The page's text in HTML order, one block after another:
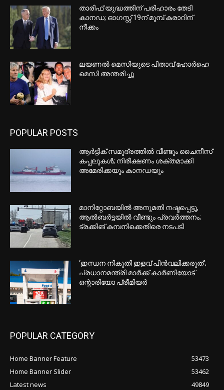
ശബരിമല നെയ്യ് ക്രമക്കേട്;
കൂടുതല്‍ ഉദ്യോഗസ്ഥര്‍
ഇന്ത്യക്ക് തിരിച്ചടി; റഷ്യന്‍ എണ്ണ
സൗജന്യമായി തുടരും; അഭ്യൂഹം
തള്ളി പേയ്മെന്റ്‌സ് കൗണ്‍സില്‍ ഓഫ്
ഇന്ത്യ
EDITOR PICKS
അമേരിക്കയും കാനഡയും
ലയണൽ മെസിയുടെ പിതാവ് ഹോർഹെ